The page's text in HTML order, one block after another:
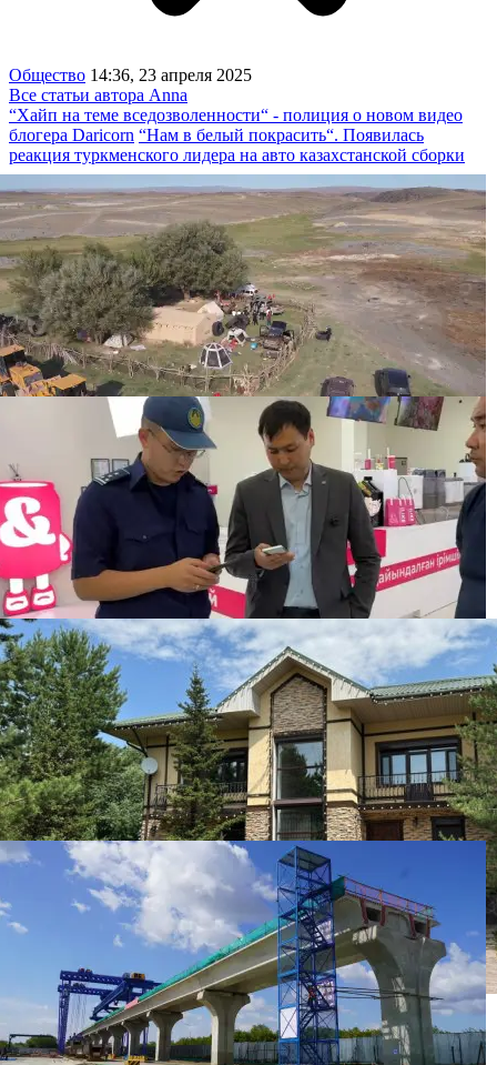
Общество 14:36, 23 апреля 2025
Все статьи автора Anna
“Хайп на теме вседозволенности“ - полиция о новом видео
блогера Daricorn “Нам в белый покрасить“. Появилась
реакция туркменского лидера на авто казахстанской сборки
спецоперация АФМ и КНБ: в
области задержали 13 человек
оштрафовали на 86 500 тенге за
раздачу мороженого детям
коттедж из возвращенных активов
в Астане: фото